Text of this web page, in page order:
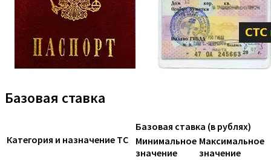
Базовая ставка
Категория и назначение ТС
Базовая ставка (в рублях)
Минимальное
значение
Максимальное
значение